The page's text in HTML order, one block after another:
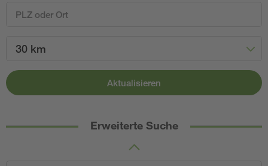
30 km
Aktualisieren
Erweiterte Suche